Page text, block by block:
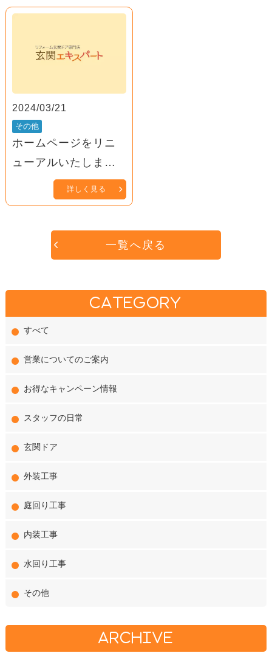
2024/03/21
その他
ホームページをリニ
ューアルいたしまし
詳しく見る
一覧へ戻る
CATEGORY
すべて
営業についてのご案内
お得なキャンペーン情報
スタッフの日常
玄関ドア
外装工事
庭回り工事
内装工事
水回り工事
その他
ARCHIVE